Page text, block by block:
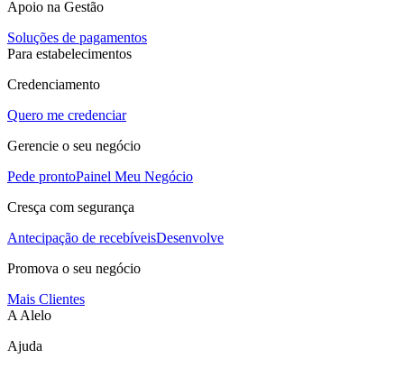
Apoio na Gestão
Soluções de pagamentos
Para estabelecimentos
Credenciamento
Quero me credenciar
Gerencie o seu negócio
Pede prontoPainel Meu Negócio
Cresça com segurança
Antecipação de recebíveisDesenvolve
Promova o seu negócio
Mais Clientes
A Alelo
Ajuda